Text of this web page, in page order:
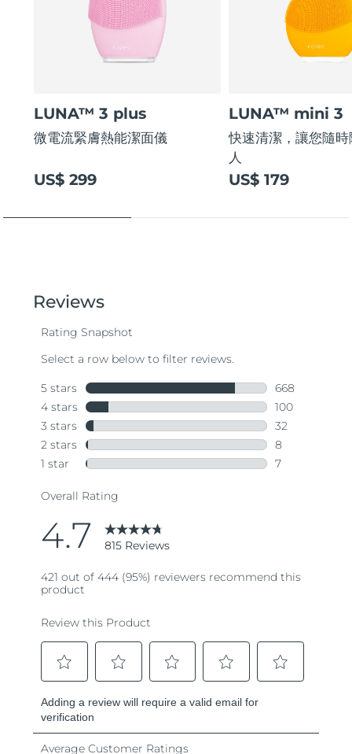
LUNA™ 3 plus
微電流緊膚熱能潔面儀
US$ 299
LUNA™ mini 3
快速清潔，讓您隨
人
US$ 179